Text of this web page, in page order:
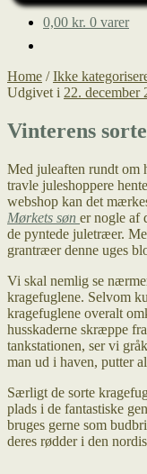
0,00 kr. 0 varer
Home /Ikke
Udgivet i 22. december
Vinterens
Med juleaften rundt om
travle juleshoppere
webshop kan det
Mørkets søn er nogle af
de pyntede juletræer.
grantræer denne uges
Vi skal nemlig se
kragefuglene. Selvom
kragefuglene overalt
husskaderne skræppe
tankstationen, ser vi
man ud i haven, putter
Særligt de sorte
plads i de fantastiske
bruges gerne som
deres rødder i den